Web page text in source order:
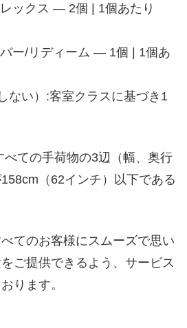
ックス — 2個 | 1個あたり
ー/リディーム — 1個 | 1個あ
ない）:客室クラスに基づき1
ての手荷物の3辺（幅、奥行
（62インチ）以下である
てのお客様にスムーズで思い
ご提供できるよう、サービス
ります。